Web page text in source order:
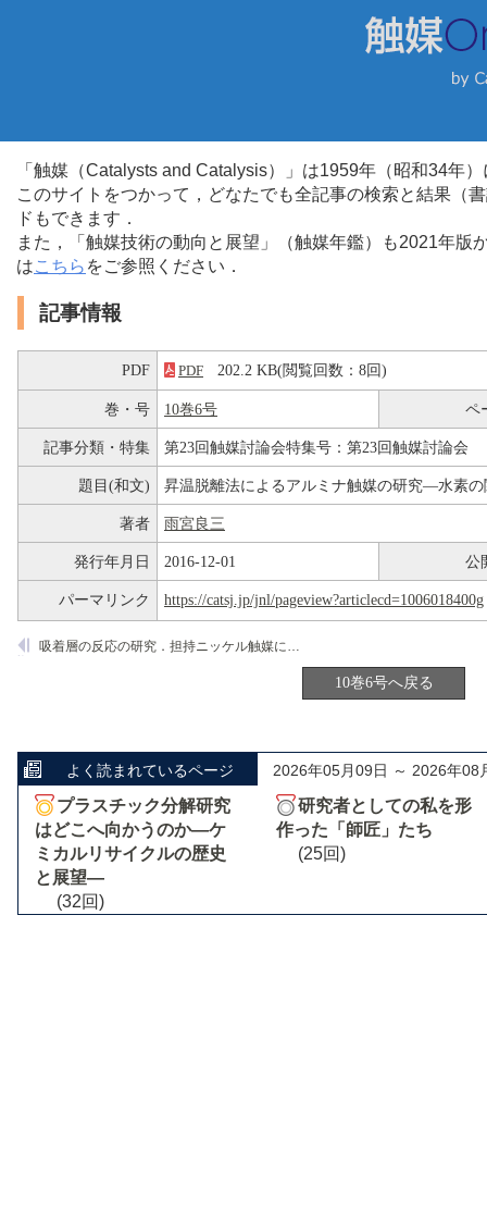
「触媒（Catalysts and Catalysis）」は1959年（昭和34年
このサイトをつかって，どなたでも全記事の検索と結果（
ドもできます．
また，「触媒技術の動向と展望」（触媒年鑑）も2021年
はこちら をご参照ください．
記事情報
PDF PDF 202.2 KB(閲覧回数：8回)
巻・号 10巻6号 ペ
記事分類・特集 第23回触媒討論会特集号：第23回触媒討論会
題目(和文) 昇温脱離法によるアルミナ触媒の研究―水素
著者 雨宮良三
発行年月日 2016-12-01 公
パーマリンク https://catsj.jp/jnl/pageview?articlecd=1006018400g
吸着層の反応の研究．担持ニッケル触媒によるアセトンの水素化および水素化分解
10巻6号へ戻る
よく読まれているページ 2026年05月09日 ～ 2026年08
プラスチック分解研究
はどこへ向かうのか―ケ
ミカルリサイクルの歴史
と展望―
(32回)
研究者としての私を形
作った「師匠」たち
(25回)